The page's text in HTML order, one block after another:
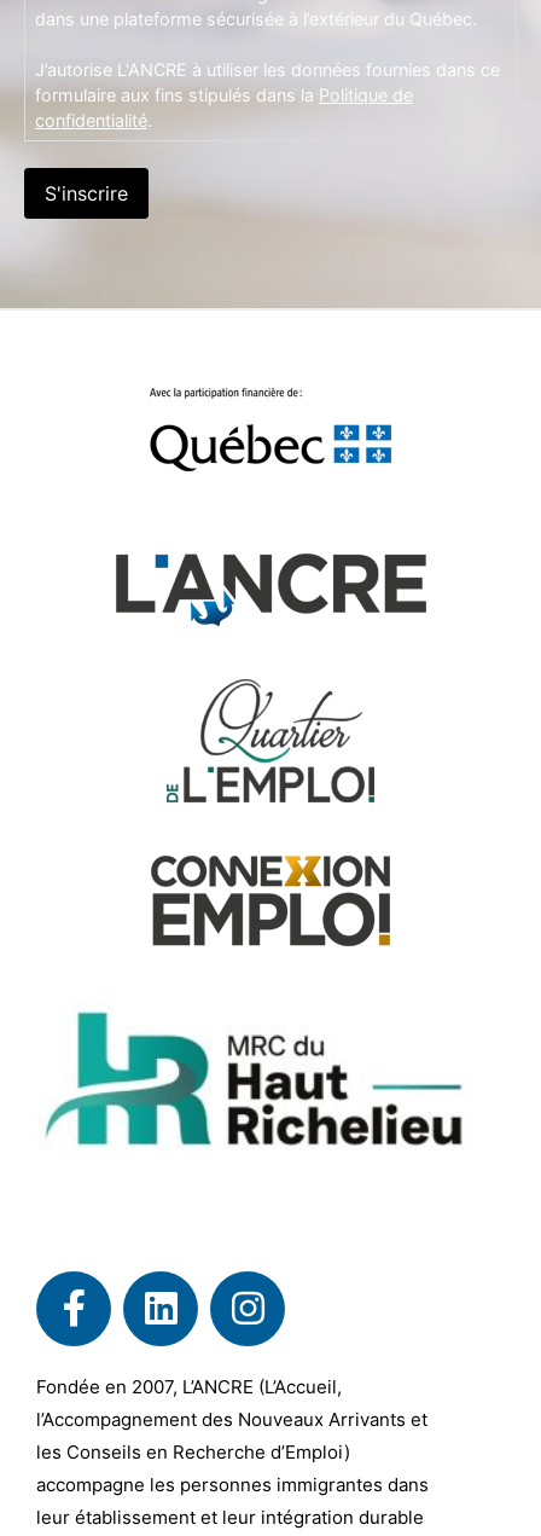
dans une plateforme sécurisée à l’extérieur du Québec.
J’autorise L'ANCRE à utiliser les données fournies dans ce
formulaire aux fins stipulés dans la Politique de
confidentialité.
S'inscrire
Fondée en 2007, L’ANCRE (L’Accueil,
l’Accompagnement des Nouveaux Arrivants et
les Conseils en Recherche d’Emploi)
accompagne les personnes immigrantes dans
leur établissement et leur intégration durable